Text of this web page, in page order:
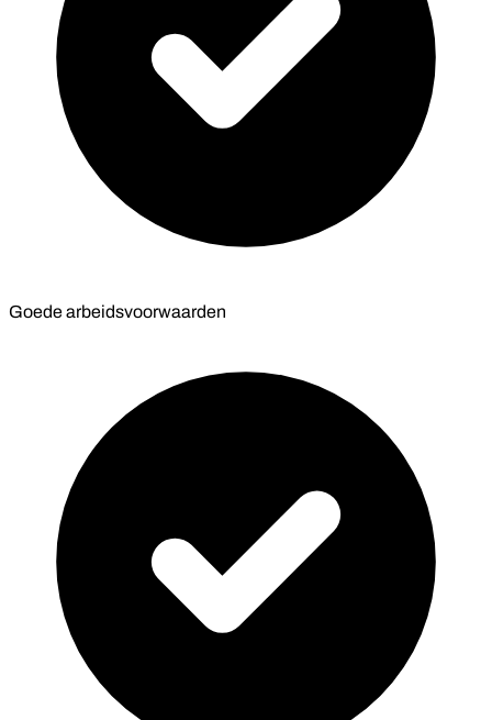
Goede arbeidsvoorwaarden